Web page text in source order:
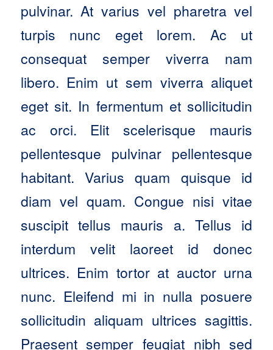
pulvinar. At varius vel pharetra vel
turpis nunc eget lorem. Ac ut
consequat semper viverra nam
libero. Enim ut sem viverra aliquet
eget sit. In fermentum et sollicitudin
ac orci. Elit scelerisque mauris
pellentesque pulvinar pellentesque
habitant. Varius quam quisque id
diam vel quam. Congue nisi vitae
suscipit tellus mauris a. Tellus id
interdum velit laoreet id donec
ultrices. Enim tortor at auctor urna
nunc. Eleifend mi in nulla posuere
sollicitudin aliquam ultrices sagittis.
Praesent semper feugiat nibh sed